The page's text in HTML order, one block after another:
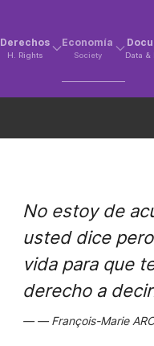
Derechos
H. Rights
Economía
Society Data &
No estoy de
usted dice
vida para que
derecho a
François-Marie